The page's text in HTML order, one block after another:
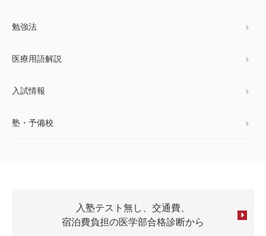
勉強法
医療用語解説
入試情報
塾・予備校
入塾テスト無し、交通費、
宿泊費負担の医学部合格診断から